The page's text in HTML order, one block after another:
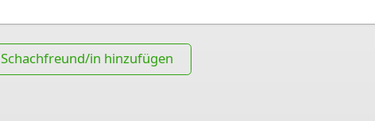
Schachfreund/in hinzufügen